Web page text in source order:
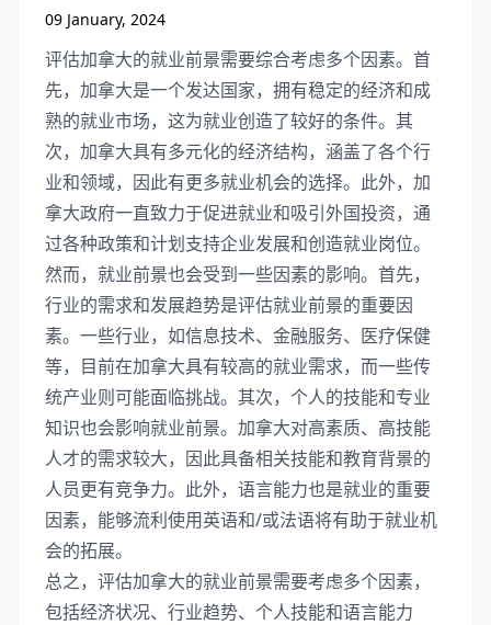
09 January, 2024
评估加拿大的就业前景需要综合考虑多个因素。首
先，加拿大是一个发达国家，拥有稳定的经济和成
熟的就业市场，这为就业创造了较好的条件。其
次，加拿大具有多元化的经济结构，涵盖了各个行
业和领域，因此有更多就业机会的选择。此外，加
拿大政府一直致力于促进就业和吸引外国投资，通
过各种政策和计划支持企业发展和创造就业岗位。
然而，就业前景也会受到一些因素的影响。首先，
行业的需求和发展趋势是评估就业前景的重要因
素。一些行业，如信息技术、金融服务、医疗保健
等，目前在加拿大具有较高的就业需求，而一些传
统产业则可能面临挑战。其次，个人的技能和专业
知识也会影响就业前景。加拿大对高素质、高技能
人才的需求较大，因此具备相关技能和教育背景的
人员更有竞争力。此外，语言能力也是就业的重要
因素，能够流利使用英语和/或法语将有助于就业机
会的拓展。
总之，评估加拿大的就业前景需要考虑多个因素，
包括经济状况、行业趋势、个人技能和语言能力